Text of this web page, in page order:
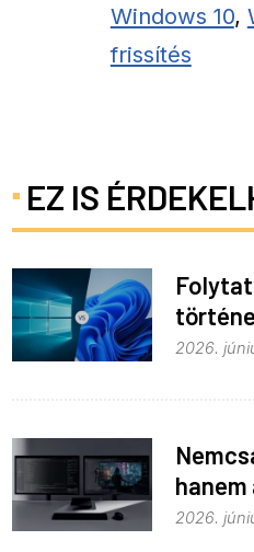
Windows 10,
frissítés
EZ IS
2026.
2026.